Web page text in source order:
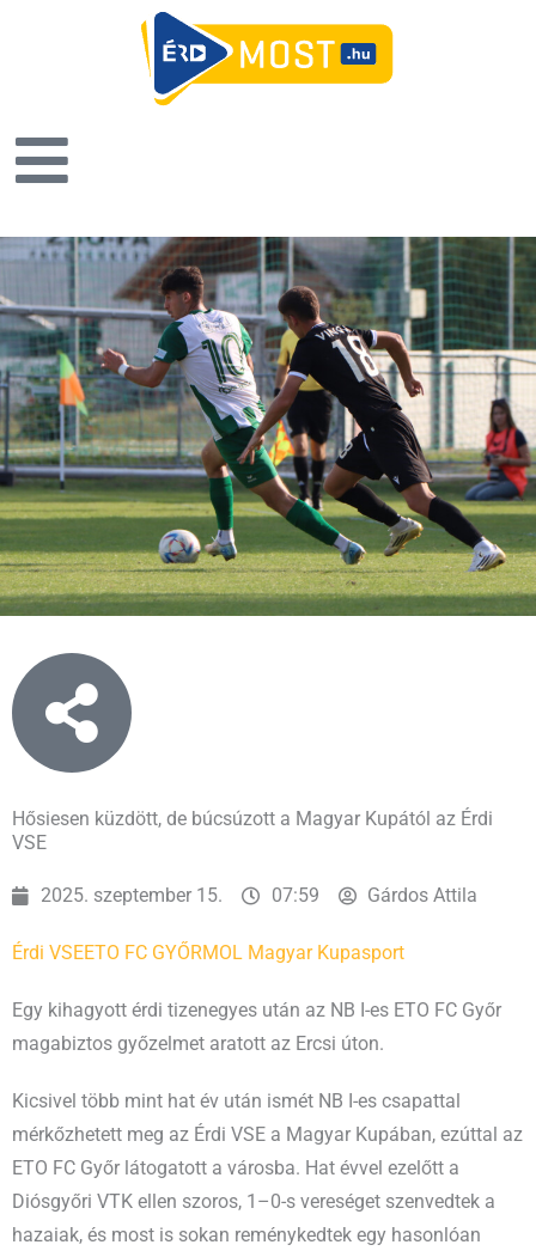
Hősiesen küzdött, de búcsúzott a Magyar Kupától az Érdi
VSE
2025. szeptember 15. 07:59 Gárdos Attila
Érdi VSEETO FC GYŐRMOL Magyar Kupasport
Egy kihagyott érdi tizenegyes után az NB I-es ETO FC Győr
magabiztos győzelmet aratott az Ercsi úton.
Kicsivel több mint hat év után ismét NB I-es csapattal
mérkőzhetett meg az Érdi VSE a Magyar Kupában, ezúttal az
ETO FC Győr látogatott a városba. Hat évvel ezelőtt a
Diósgyőri VTK ellen szoros, 1–0-s vereséget szenvedtek a
hazaiak, és most is sokan reménykedtek egy hasonlóan